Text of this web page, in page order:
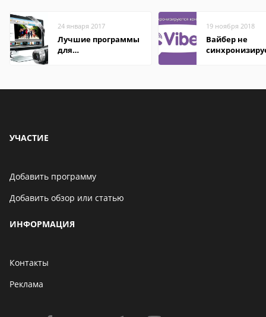
24 января 2017
Лучшие программы
для
19 ноября 2018
Вайбер не
УЧАСТИЕ
Добавить программу
Добавить обзор или статью
ИНФОРМАЦИЯ
Контакты
Реклама